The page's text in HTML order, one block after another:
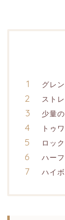
グレ
スト
少量
トゥ
ロッ
ハー
ハイ